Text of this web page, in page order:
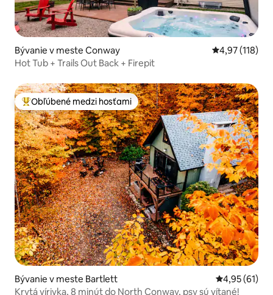
Bývanie v meste Conway Priemerné
4,97 (118)
Hot Tub + Trails Out Back + Firepit
Najobľúbenejšie medzi hosťami
Obľúbené medzi hosťami
Bývanie v meste Bartlett Priemerné
4,95 (61)
Krytá vírivka, 8 minút do North Conway, psy sú vítané!